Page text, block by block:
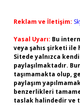
Reklam ve İletişim:
Yasal Uyarı: Bu
veya şahıs şirketi ile
Sitede yalnızca
paylaşılmaktadır.
taşımamakta olup,
paylaşım
benzerlikleri
taslak halindedir ve